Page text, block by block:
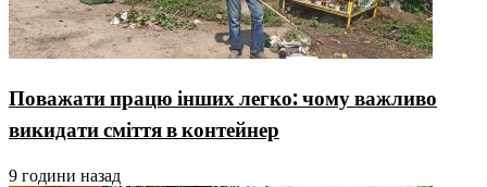
Поважати працю інших легко: чому важливо
викидати сміття в контейнер
9 години назад